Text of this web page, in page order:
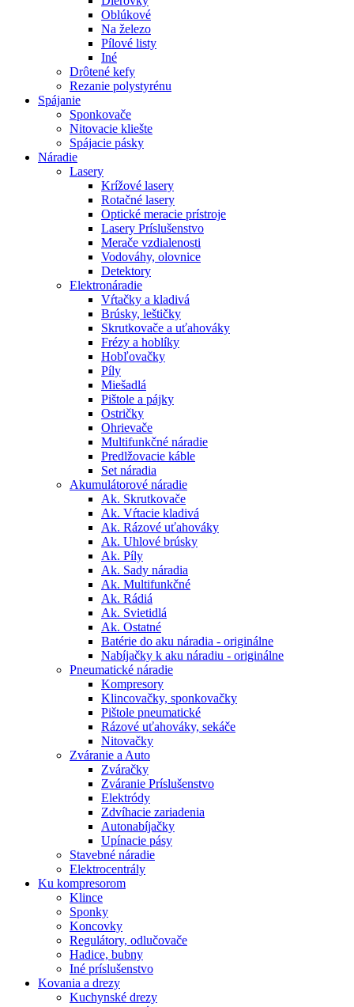
Oblúkové
Na železo
Pílové listy
Iné
Drôtené kefy
Rezanie polystyrénu
Spájanie
Sponkovače
Nitovacie kliešte
Spájacie pásky
Náradie
Lasery
Krížové lasery
Rotačné lasery
Optické meracie prístroje
Lasery Príslušenstvo
Merače vzdialenosti
Vodováhy, olovnice
Detektory
Elektronáradie
Vŕtačky a kladivá
Brúsky, leštičky
Skrutkovače a uťahováky
Frézy a hoblíky
Hobľovačky
Píly
Miešadlá
Pištole a pájky
Ostričky
Ohrievače
Multifunkčné náradie
Predlžovacie káble
Set náradia
Akumulátorové náradie
Ak. Skrutkovače
Ak. Vŕtacie kladivá
Ak. Rázové uťahováky
Ak. Uhlové brúsky
Ak. Píly
Ak. Sady náradia
Ak. Multifunkčné
Ak. Rádiá
Ak. Svietidlá
Ak. Ostatné
Batérie do aku náradia - originálne
Nabíjačky k aku náradiu - originálne
Pneumatické náradie
Kompresory
Klincovačky, sponkovačky
Pištole pneumatické
Rázové uťahováky, sekáče
Nitovačky
Zváranie a Auto
Zváračky
Zváranie Príslušenstvo
Elektródy
Zdvíhacie zariadenia
Autonabíjačky
Upínacie pásy
Stavebné náradie
Elektrocentrály
Ku kompresorom
Klince
Sponky
Koncovky
Regulátory, odlučovače
Hadice, bubny
Iné príslušenstvo
Kovania a drezy
Kuchynské drezy